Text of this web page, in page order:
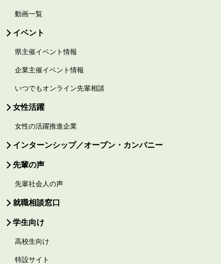
動画一覧
イベント
県主催イベント情報
企業主催イベント情報
いつでもオンライン先輩相談
女性活躍
女性の活躍推進企業
インターンシップ／オープン・カンパニー
先輩の声
先輩社会人の声
就職相談窓口
学生向け
高校生向け
特設サイト